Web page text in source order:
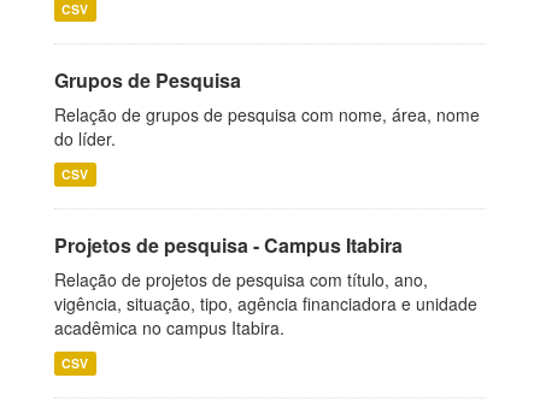
CSV
Grupos de Pesquisa
Relação de grupos de pesquisa com nome, área, nome
do líder.
CSV
Projetos de pesquisa - Campus Itabira
Relação de projetos de pesquisa com título, ano,
vigência, situação, tipo, agência financiadora e unidade
acadêmica no campus Itabira.
CSV